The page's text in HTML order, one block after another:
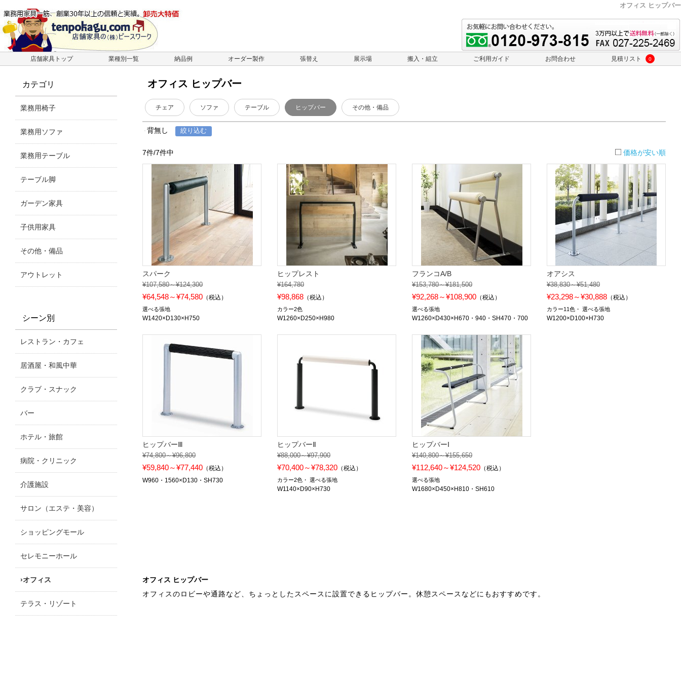
オフィス ヒップバー
店舗家具トップ 業種別一覧 納品例 オーダー製作 張替え 展示場 搬入・組立 ご利用ガイド お問合わせ 見積リスト 0
オフィス ヒップバー
チェア ソファ テーブル ヒップバー その他・備品
背無し
7件/7件中 価格が安い順
スパーク
¥107,580～¥124,300
¥64,548～¥74,580 （税込）
選べる張地
W1420×D130×H750
ヒップレスト
¥164,780
¥98,868 （税込）
カラー2色
W1260×D250×H980
フランコA/B
¥153,780～¥181,500
¥92,268～¥108,900 （税込）
選べる張地
W1260×D430×H670・940・SH470・700
オアシス
¥38,830～¥51,480
¥23,298～¥30,888（税込）
カラー11色 選べる張地
W1200×D100×H730
ヒップバーⅢ
¥74,800～¥96,800
¥59,840～¥77,440 （税込）
W960・1560×D130・SH730
ヒップバーⅡ
¥88,000～¥97,900
¥70,400～¥78,320 （税込）
カラー2色 選べる張地
W1140×D90×H730
ヒップバーⅠ
¥140,800～¥155,650
¥112,640～¥124,520 （税込）
選べる張地
W1680×D450×H810・SH610
オフィス ヒップバー
オフィスのロビーや通路など、ちょっとしたスペースに設置できるヒップバー。休憩スペースなどにもおすすめです。
カテゴリ
業務用椅子
業務用ソファ
業務用テーブル
テーブル脚
ガーデン家具
子供用家具
その他・備品
アウトレット
シーン別
レストラン・カフェ
居酒屋・和風中華
クラブ・スナック
バー
ホテル・旅館
病院・クリニック
介護施設
サロン（エステ・美容）
ショッピングモール
セレモニーホール
オフィス
テラス・リゾート